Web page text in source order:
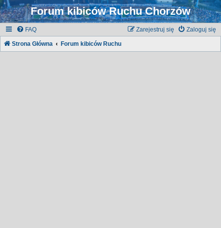
Forum kibiców Ruchu Chorzów
FAQ Zaloguj się
Zarejestruj się
Strona Główna Forum kibiców Ruchu